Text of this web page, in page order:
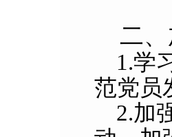
二
1.学
范党员
2.加